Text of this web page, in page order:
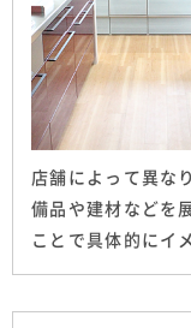
店舗によって異な
備品や建材などを
ことで具体的にイ